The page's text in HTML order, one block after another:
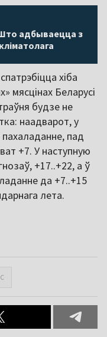
Што адбываецца з
хіба
мясцінах Беларусі
будзе не
наадварот, у
пад
+7. У наступную
+17..+22, а ў
да +7..+15
лета.